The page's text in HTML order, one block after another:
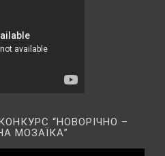
“НОВОРІЧНО –
МОЗАЇКА”